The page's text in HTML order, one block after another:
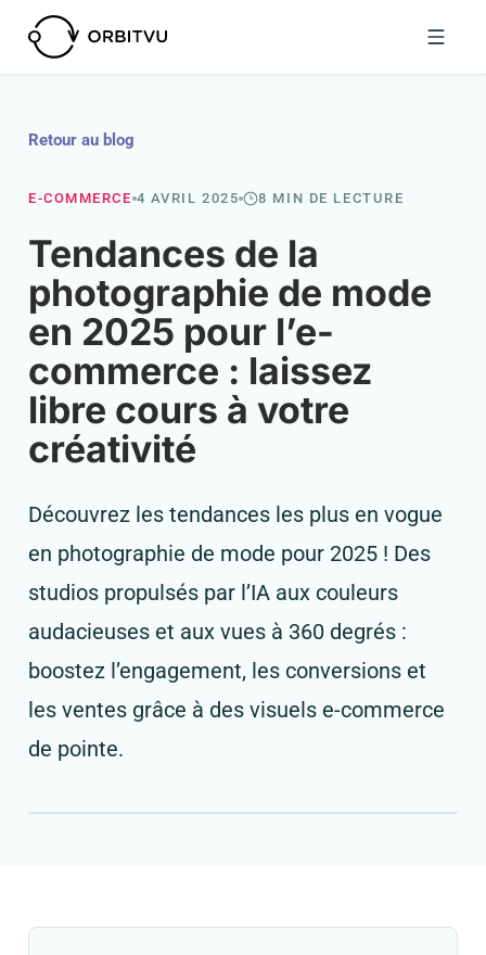
Retour au blog
E-COMMERCE 4 AVRIL 2025 8 MIN DE LECTURE
Tendances de la
photographie de mode
en 2025 pour l’e-
commerce : laissez
libre cours à votre
créativité
Découvrez les tendances les plus en vogue
en photographie de mode pour 2025 ! Des
studios propulsés par l’IA aux couleurs
audacieuses et aux vues à 360 degrés :
boostez l’engagement, les conversions et
les ventes grâce à des visuels e-commerce
de pointe.